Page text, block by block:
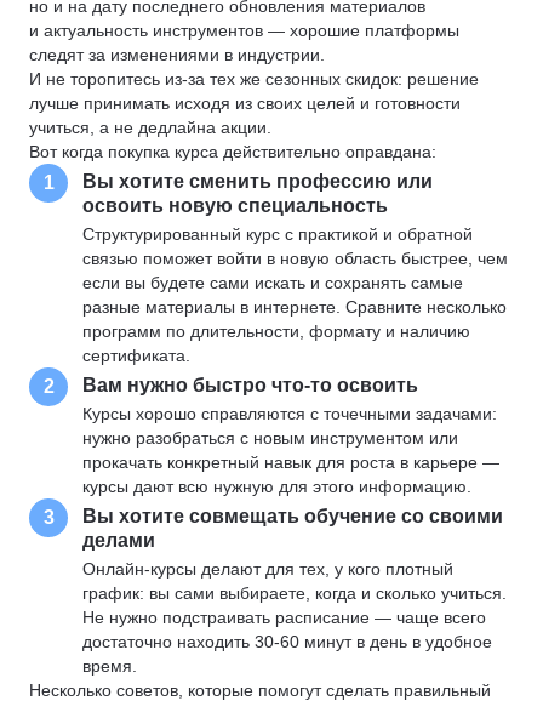
но и на дату последнего обновления материалов
и актуальность инструментов — хорошие платформы
следят за изменениями в индустрии.
И не торопитесь из-за тех же сезонных скидок: решение
лучше принимать исходя из своих целей и готовности
учиться, а не дедлайна акции.
Вот когда покупка курса действительно оправдана:
1
Вы хотите сменить профессию или
освоить новую специальность
Структурированный курс с практикой и обратной
связью поможет войти в новую область быстрее, чем
если вы будете сами искать и сохранять самые
разные материалы в интернете. Сравните несколько
программ по длительности, формату и наличию
сертификата.
2 Вам нужно быстро что-то освоить
Курсы хорошо справляются с точечными задачами:
нужно разобраться с новым инструментом или
прокачать конкретный навык для роста в карьере —
курсы дают всю нужную для этого информацию.
3
Вы хотите совмещать обучение со своими
делами
Онлайн-курсы делают для тех, у кого плотный
график: вы сами выбираете, когда и сколько учиться.
Не нужно подстраивать расписание — чаще всего
достаточно находить 30-60 минут в день в удобное
время.
Несколько советов, которые помогут сделать правильный